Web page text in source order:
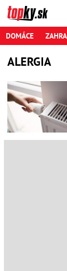
DOMÁCE
ALERGIA